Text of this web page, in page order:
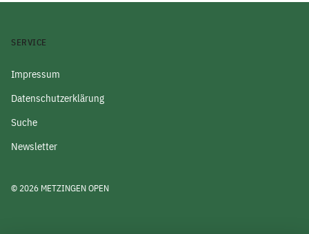
SERVICE
Impressum
Datenschutzerklärung
Suche
Newsletter
© 2026 METZINGEN OPEN